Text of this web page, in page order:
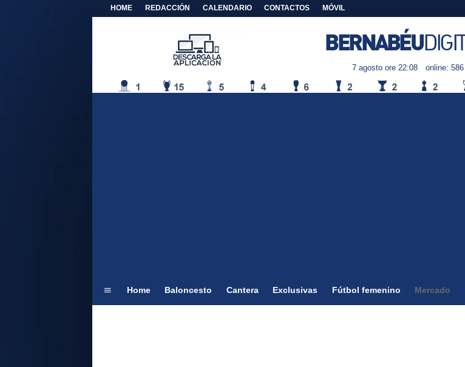
HOME REDACCIÓN CALENDARIO CONTACTOS MÓVIL
7 agosto ore 22:08 online: 586
Home Baloncesto Cantera Exclusivas Fútbol femenino Mercado